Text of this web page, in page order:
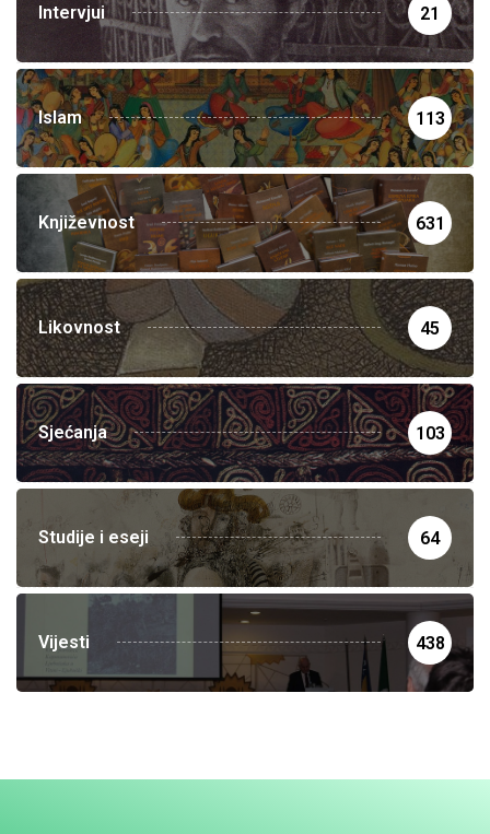
Intervjui 21
Islam 113
Književnost 631
Likovnost 45
Sjećanja 103
Studije i eseji 64
Vijesti 438